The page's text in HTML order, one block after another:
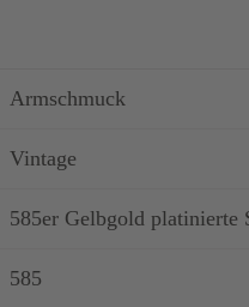
Armschmuck
Vintage
585er Gelbgold platinierte
585